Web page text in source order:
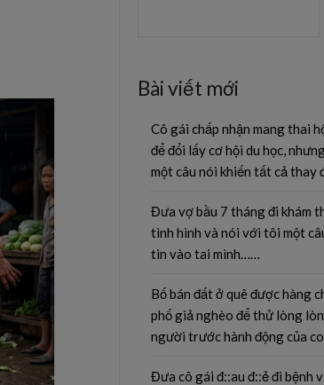
Bài viết mới
Cô gái chấp nhận mang thai
để đổi lấy cơ hội du học,
một câu nói khiến tất cả thay
Đưa vợ bầu 7 tháng đi khám
tình hình và nói với tôi một
tin vào tai mình……
Bố bán đất ở quê được hàng
phố giả nghèo để thử lòng
người trước hành động của
Đưa cô gái đ::au đ::ẻ đi bệnh